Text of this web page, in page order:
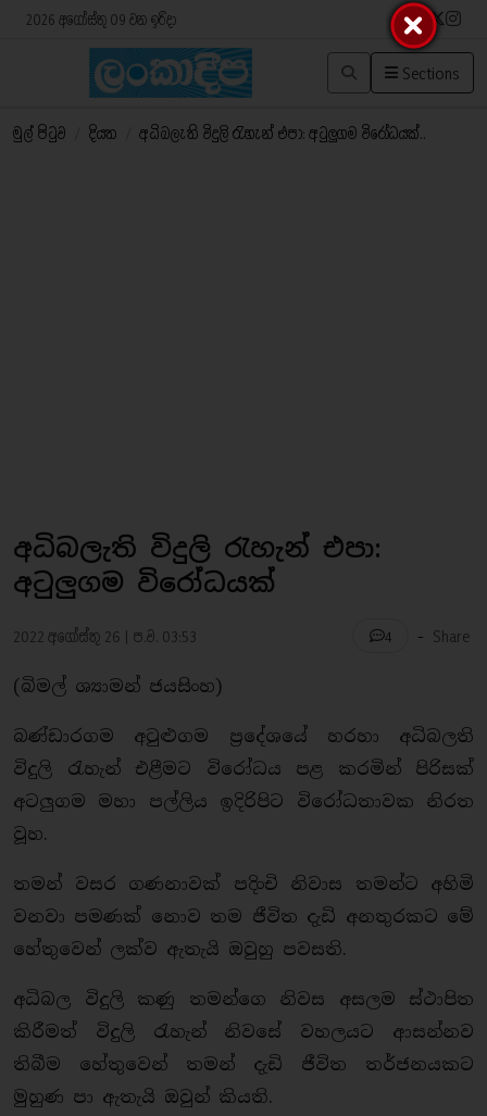
2026 අගෝස්තු 09 වන ඉරිදා
Sections
මුල් පිටුව දියත අධිබලැති විදුලි රැහැන් එපා: අටුලුගම විරෝධයක්..
අධිබලැති විදුලි රැහැන් එපා:
අටුලුගම විරෝධයක්
2022 අගෝස්තු 26 | ප.ව. 03:53 4 - Share
(බිමල් ශ්‍යාමන් ජයසිංහ)
බණ්ඩාරගම අටුළුගම ප්‍රදේශයේ හරහා අධිබලති
විදුලි රැහැන් එළීමට විරෝධය පළ කරමින් පිරිසක්
අටලුගම මහා පල්ලිය ඉදිරිපිට විරෝධතාවක නිරත
වූහ.
තමන් වසර ගණනාවක් පදිංචි නිවාස තමන්ට අහිමි
වනවා පමණක් නොව තම ජීවිත දැඩි අනතුරකට මේ
හේතුවෙන් ලක්ව ඇතැයි ඔවුහු පවසති.
අධිබල විදුලි කණු තමන්ගෙ නිවස අසලම ස්ථාපිත
කිරීමත් විදුලි රැහැන් නිවසේ වහලයට ආසන්නව
තිබීම හේතුවෙන් තමන් දැඩි ජීවිත තර්ජනයකට
මුහුණ පා ඇතැයි ඔවුන් කියති.